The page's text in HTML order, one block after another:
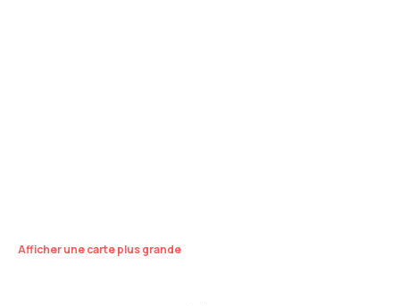
Afficher une carte plus grande